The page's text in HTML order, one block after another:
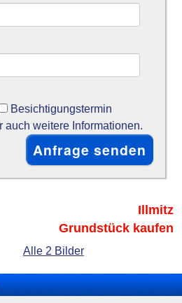
Besichtigungstermin
auch weitere Informationen.
Illmitz
Grundstück kaufen
Alle 2 Bilder